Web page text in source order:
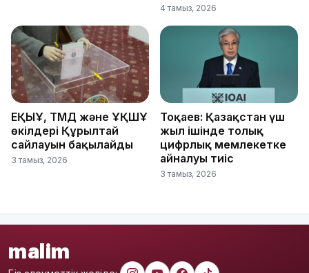
4 тамыз, 2026
ЕҚЫҰ, ТМД және ҰҚШҰ
өкілдері Құрылтай
сайлауын бақылайды
3 тамыз, 2026
Тоқаев: Қазақстан үш
жыл ішінде толық
цифрлық мемлекетке
айналуы тиіс
3 тамыз, 2026
malim